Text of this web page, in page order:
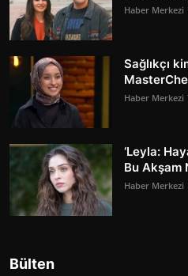
Haber Merkezi
Sağlıkçı
Haber Merkezi
‘Leyla:
Bu Akşam
Haber Merkezi
Bülten